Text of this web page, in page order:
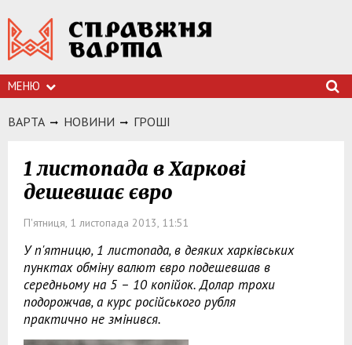
МЕНЮ
ВАРТА НОВИНИ ГРОШI
1 листопада в Харкові
дешевшає євро
П'ятниця, 1 листопада 2013, 11:51
У п'ятницю, 1 листопада, в деяких харківських
пунктах обміну валют євро подешевшав в
середньому на 5 – 10 копійок. Долар трохи
подорожчав, а курс російського рубля
практично не змінився.